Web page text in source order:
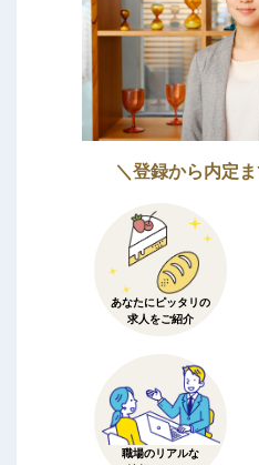
＼登録から内定
あなたにピッタリの
求人をご紹介
職場のリアルな